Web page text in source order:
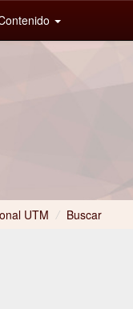
UTM / Buscar